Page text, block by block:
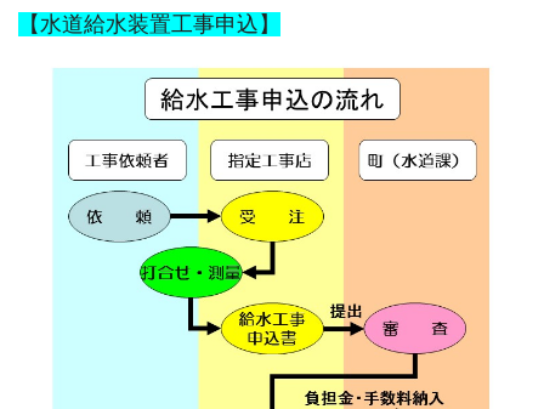
【水道給水装置工事申込】